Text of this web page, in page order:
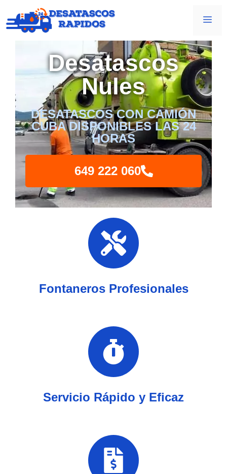
Desatascos
Nules
DESATASCOS CON CAMIÓN
CUBA DISPONIBLES LAS 24
HORAS
649 222 060
Fontaneros Profesionales
Servicio Rápido y Eficaz